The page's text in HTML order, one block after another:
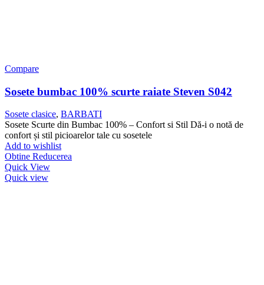
Compare
Sosete bumbac 100% scurte raiate Steven S042
Sosete clasice, BARBATI
Sosete Scurte din Bumbac 100% – Confort si Stil Dă-i o notă de
confort și stil picioarelor tale cu sosetele
Add to wishlist
Obtine Reducerea
Quick View
Quick view